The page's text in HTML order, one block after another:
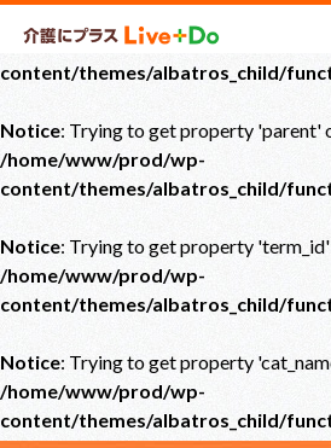
Notice: Undefined offset: 0 in
content/themes/albatros_child/
Notice: Trying to get property 'parent'
/home/www/prod/wp-
content/themes/albatros_child/
Notice: Trying to get property
/home/www/prod/wp-
content/themes/albatros_child/
Notice: Trying to get property
/home/www/prod/wp-
content/themes/albatros_child/